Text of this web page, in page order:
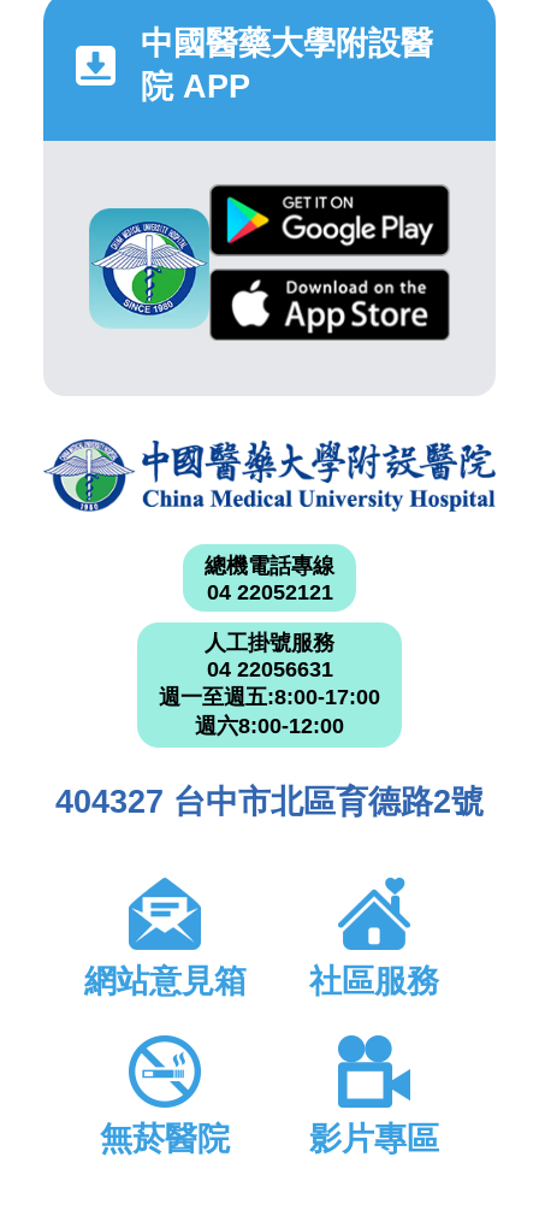
中國醫藥大學附設醫
院 APP
總機電話專線
04 22052121
人工掛號服務
04 22056631
週一至週五:8:00-17:00
週六8:00-12:00
404327 台中市北區育德路2號
網站意見箱 社區服務
無菸醫院 影片專區